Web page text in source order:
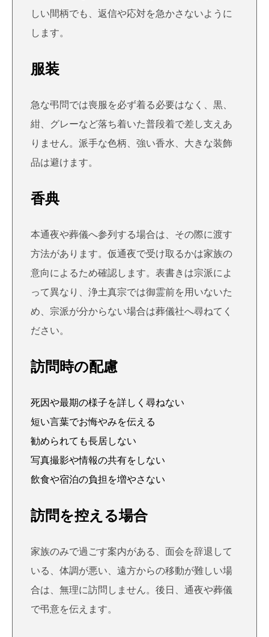
しい間柄でも、返信や応対を急かさないように
します。
服装
急な弔問では喪服を必ず着る必要はなく、黒、
紺、グレーなど落ち着いた普段着で差し支えあ
りません。派手な色柄、強い香水、大きな装飾
品は避けます。
香典
本通夜や葬儀へ参列する場合は、その際に渡す
方法があります。仮通夜で受け取るかは家族の
意向によるため確認します。表書きは宗派によ
って異なり、浄土真宗では御霊前を用いないた
め、宗派が分からない場合は葬儀社へ尋ねてく
ださい。
訪問時の配慮
死因や最期の様子を詳しく尋ねない
短い言葉でお悔やみを伝える
勧められても長居しない
写真撮影や情報の共有をしない
飲食や宿泊の負担を増やさない
訪問を控える場合
家族のみで過ごす案内がある、面会を辞退して
いる、体調が悪い、遠方からの移動が難しい場
合は、無理に訪問しません。後日、通夜や葬儀
で弔意を伝えます。